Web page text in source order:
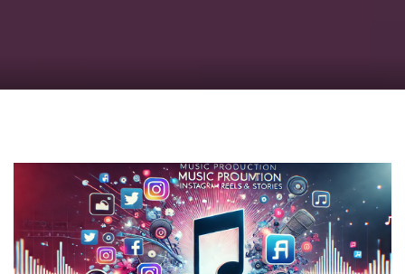
のっくん
お客様の声
お問い合わせ